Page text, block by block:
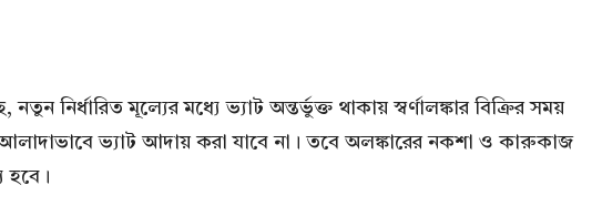
নির্ধারিত মূল্যের মধ্যে ভ্যাট অন্তর্ভুক্ত থাকায় স্বর্ণালঙ্কার বিক্রির সময়
ভ্যাট আদায় করা যাবে না। তবে অলঙ্কারের নকশা ও কারুকাজ
হবে।